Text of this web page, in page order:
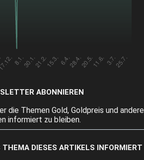
ABONNIEREN
die Themen Gold, Goldpreis und andere
informiert zu bleiben.
THEMA DIESES ARTIKELS INFORMIERT